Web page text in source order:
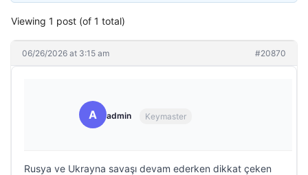
Viewing 1 post (of 1 total)
06/26/2026 at 3:15 am #20870
A admin Keymaster
Rusya ve Ukrayna savaşı devam ederken dikkat çeken